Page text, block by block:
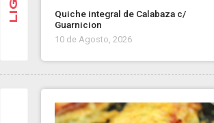
Quiche integral de Calabaza c/
Guarnicion
10 de Agosto, 2026